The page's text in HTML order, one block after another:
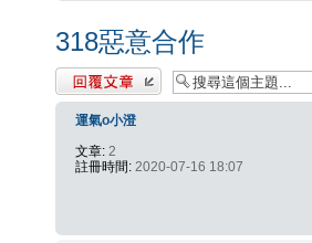
318惡意合作
發表回覆
運氣o小澄
文章: 2
註冊時間: 2020-07-16 18:07